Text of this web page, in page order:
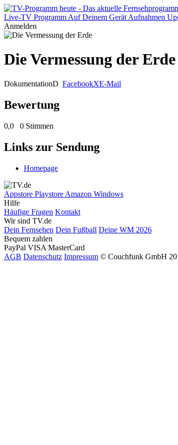
Live-TV Programm Auf Deinem Gerät Aufnahmen
Anmelden
Die Vermessung der Erde
DokumentationD FacebookXE-Mail
Bewertung
0,0 0 Stimmen
Links zur Sendung
Homepage
Appstore Playstore Amazon Windows
Hilfe
Häufige Fragen Kontakt
Wir sind TV.de
Dein Fernsehen Dein Fußball Deine WM 2026
Bequem zahlen
PayPal VISA MasterCard
AGB Datenschutz Impressum © Couchfunk GmbH